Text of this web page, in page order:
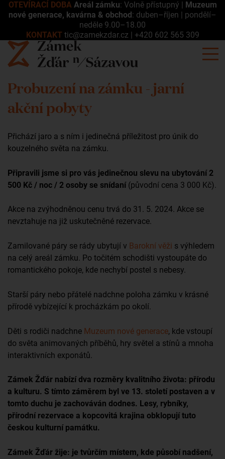
OTEVÍRACÍ DOBA Areál zámku: Volně přístupný | Muzeum
nové generace, kavárna & obchod: duben–říjen | pondělí–
neděle 9.00–18.00
KONTAKT tic@zamekzdar.cz | +420 602 565 309
Probuzení na zámku - jarní
akční pobyty
Přichází jaro a s ním i jedinečná příležitost pro únik do
kouzelného světa na zámku.
Připravili jsme si pro vás jedinečnou slevu na ubytování 2
500 Kč / noc / 2 osoby se snídaní(původní cena 3 000 Kč).
Akce na zvýhodněnou cenu trvá do 31. 5. 2024. Akce se
nevztahuje na již uskutečněné rezervace.
Zamilované páry se rády ubytují v Barokní věži s výhledem
na celý areál zámku. Po točitém schodišti vystoupáte do
romantického pokoje, kde nechybí postel s nebesy.
Starší páry nebo přátelé nadchne poloha zámku v krásné
přírodě vybízející k procházkám po okolí.
Děti s rodiči nadchne Muzeum nové generace, kde vstoupí
do světa animovaných příběhů, hry světel a stínů a mnoha
interaktivních exponátů.
Zámek Žďár nabízí dva rozměry kvalitního života: přírodu
a kulturu. S tímto záměrem byl ve 13. století postaven a v
tomto duchu je zachováván dodnes. Lesy, rybníky,
přírodní rezervace a kopcovitá krajina obklopují tuto
českou kulturní památku.
Zámek Žďár žije: je tvůrčím místem, kde působí nadšení,